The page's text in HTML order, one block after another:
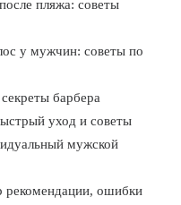
пляжа: советы
у мужчин: советы по
барбера
уход и советы
мужской
рекомендации, ошибки